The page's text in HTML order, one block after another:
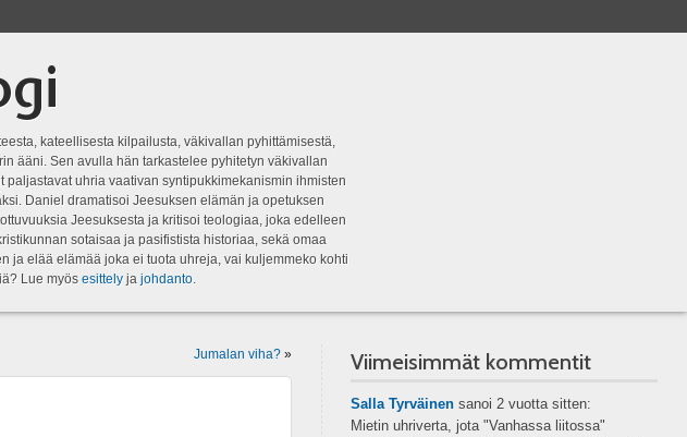
kateellisesta kilpailusta, väkivallan pyhittämisestä,
ääni. Sen avulla hän tarkastelee pyhitetyn väkivallan
uhria vaativan syntipukkimekanismin ihmisten
Daniel dramatisoi Jeesuksen elämän ja opetuksen
Jeesuksesta ja kritisoi teologiaa, joka edelleen
sotaisaa ja pasifistista historiaa, sekä omaa
ja elää elämää joka ei tuota uhreja, vai kuljemmeko kohti
Lue myös esittelyja johdanto.
Jumalan viha? » Viimeisimmät kommentit
Salla Tyrväinensanoi 2 vuotta sitten:
Mietin uhriverta, jota "Vanhassa liitossa"